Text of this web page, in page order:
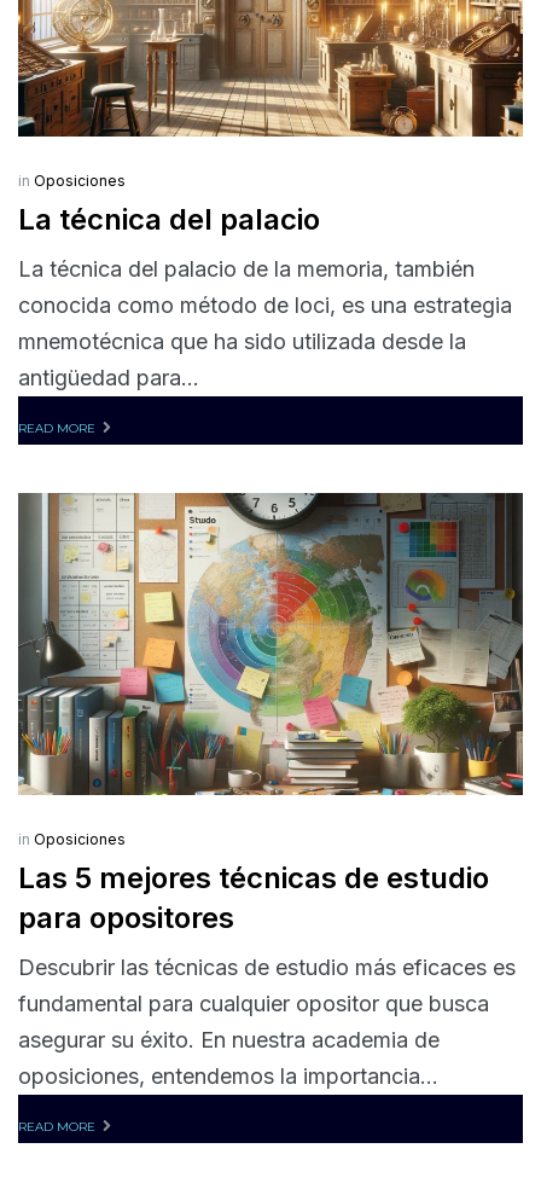
in Oposiciones
La técnica del palacio
La técnica del palacio de la memoria, también
conocida como método de loci, es una estrategia
mnemotécnica que ha sido utilizada desde la
antigüedad para...
READ MORE
in Oposiciones
Las 5 mejores técnicas de estudio
para opositores
Descubrir las técnicas de estudio más eficaces es
fundamental para cualquier opositor que busca
asegurar su éxito. En nuestra academia de
oposiciones, entendemos la importancia...
READ MORE